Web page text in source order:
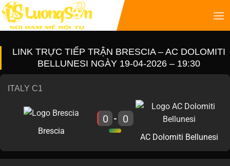
LINK TRỰC TIẾP TRẬN BRESCIA – AC DOLOMITI
BELLUNESI NGÀY 19-04-2026 – 19:30
ITALY C1
Brescia
0 - 0
AC Dolomiti Bellunesi